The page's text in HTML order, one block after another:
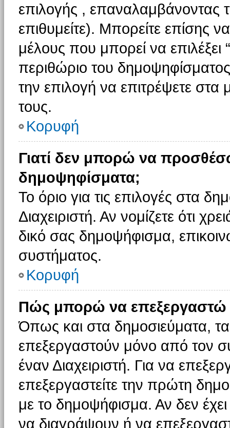
επιλογής , επαναλαμβάνοντας
επιθυμείτε). Μπορείτε επίσης
μέλους που μπορεί να επιλέξει
περιθώριο του
την επιλογή να επιτρέψετε στα
τους.
Κορυφή
Γιατί δεν μπορώ να
δημοψηφίσματα;
Το όριο για τις επιλογές στα
Διαχειριστή. Αν νομίζετε ότι
δικό σας δημοψήφισμα,
συστήματος.
Κορυφή
Πώς μπορώ να
Όπως και στα δημοσιεύματα,
επεξεργαστούν μόνο από τον
έναν Διαχειριστή. Για να
επεξεργαστείτε την πρώτη
με το δημοψήφισμα. Αν δεν
να διαγράψουν ή να